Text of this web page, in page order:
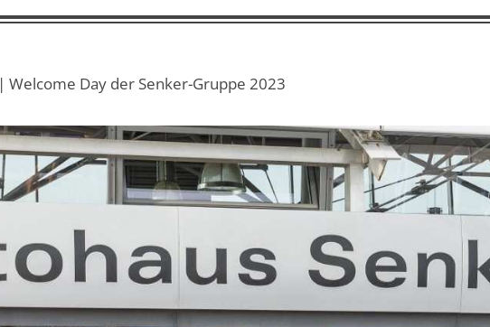
| Welcome Day der Senker-Gruppe 2023